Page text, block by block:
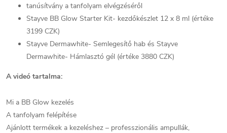
tanúsítvány a tanfolyam elvégzéséről
Stayve BB Glow Starter Kit- kezdőkészlet 12 x 8 ml (értéke
3199 CZK)
Stayve Dermawhite- Semlegesítő hab és Stayve
Dermawhite- Hámlasztó gél (értéke 3880 CZK)
A videó tartalma:
Mi a BB Glow kezelés
A tanfolyam felépítése
Ajánlott termékek a kezeléshez – professzionális ampullák,